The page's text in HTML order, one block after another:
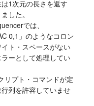
1次元の長さを返す
した。
では、
0,1」のようなコロン
ト・スペースがない
ーとして処理してい
リプト・コマンドが定
列を許容していませ